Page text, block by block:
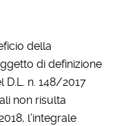
della
di definizione
D.L. n. 148/2017
non risulta
l’integrale